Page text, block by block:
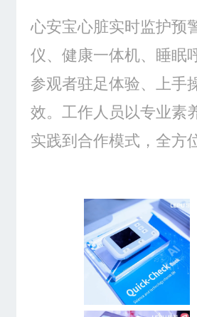
心安宝心脏实时监护预
仪、健康一体机、睡眠
参观者驻足体验、上手
效。工作人员以专业素
实践到合作模式，全方